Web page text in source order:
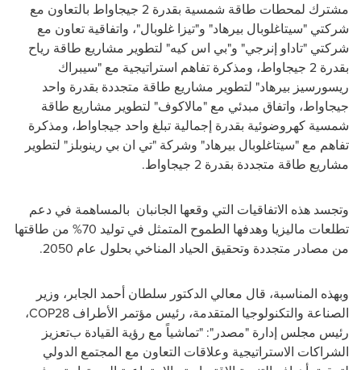
مشترك لمحطات طاقة شمسية بقدرة 2 جيجاواط بالتعاون مع
شركتي "سيتاغلوبال بيرهاد" و"تيزا غلوبال"، واتفاقية تعاون مع
شركتي "تاداو إنرجي" و"بي اس كيه" لتطوير مشاريع طاقة رياح
بقدرة 2 جيجاواط، ومذكرة تفاهم استراتيجية مع "سيبراك
ريسورسيز بيرهاد" لتطوير مشاريع طاقة متجددة بقدرة واحد
جيجاواط، واتفاق مبدئي مع "مالاكوف" لتطوير مشاريع طاقة
شمسية كهروضوئية بقدرة إجمالية تبلغ واحد جيجاواط، ومذكرة
تفاهم مع "سيتاغلوبال بيرهاد" وشركة "تي ان بي رينوبلز" لتطوير
مشاريع طاقة متجددة بقدرة 2 جيجاواط.
وتجسد هذه الاتفاقيات التي وقعها الجانبان بالمساهمة في دعم
تطلعات ماليزيا وهدفها الطموح المتمثل في توليد 70% من طاقتها
من مصادر متجددة وتحقيق الحياد المناخي بحلول عام 2050.
وبهذه المناسبة، قال معالي الدكتور سلطان أحمد الجابر، وزير
الصناعة والتكنولوجيا المتقدمة، رئيس مؤتمر الأطراف COP28،
رئيس مجلس إدارة "مصدر": "تماشياً مع رؤية القيادة بتعزيز
الشراكات الاستراتيجية وعلاقات التعاون مع المجتمع الدولي